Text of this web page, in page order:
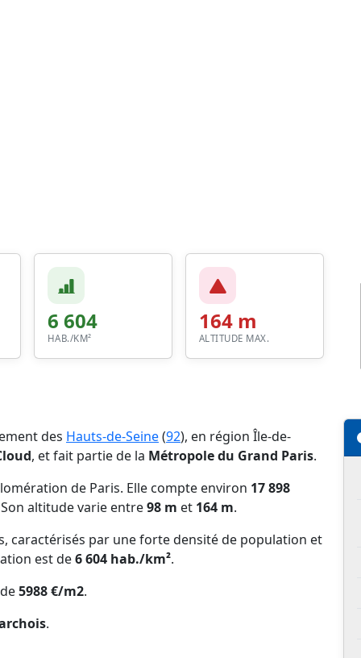
6 604
HAB./KM²
164 m
ALTITUDE MAX.
des Hauts-de-Seine(92), en région Île-de-
, et fait partie de la Métropole du Grand Paris.
de Paris. Elle compte environ 17 898
altitude varie entre98 m et 164 m.
caractérisés par une forte densité de population et
est de6 604 hab./km².
5988 €/m2.
.